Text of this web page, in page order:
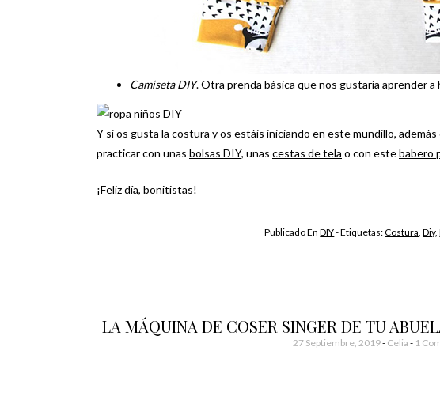
Camiseta DIY. Otra prenda básica que nos gustaría aprender
Y si os gusta la costura y os estáis iniciando en este mundillo,
practicar con unas bolsas DIY, unas cestas de tela o con estebabero
¡Feliz día, bonitistas!
Publicado EnDIY- Etiquetas:Costura,Diy,
LA MÁQUINA DE COSER SINGER DE TU
27 Septiembre, 2019- Celia 1